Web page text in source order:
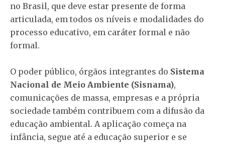
no Brasil, que deve estar presente de forma
articulada, em todos os níveis e modalidades do
processo educativo, em caráter formal e não
formal.
O poder público, órgãos integrantes do Sistema
Nacional de Meio Ambiente (Sisnama),
comunicações de massa, empresas e a própria
sociedade também contribuem com a difusão da
educação ambiental. A aplicação começa na
infância, segue até a educação superior e se